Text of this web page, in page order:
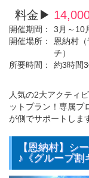
料金▶
開催期間：
3月～10
開催場所：
恩納村
チ）
所要時間：
約3時間
人気の2大アクティ
ットプラン！専属プ
が側でサポートしま
【恩納村】シ
♪《グループ割